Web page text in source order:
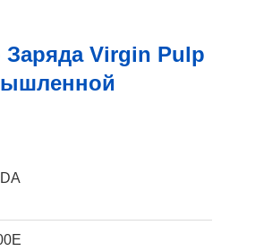
Заряда Virgin Pulp